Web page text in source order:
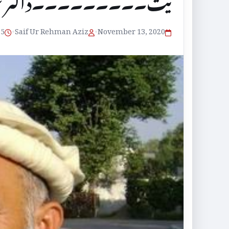
November 13, 2020
•
Saif Ur Rehman Aziz
• 5 منٹ پڑھنے کا وقت